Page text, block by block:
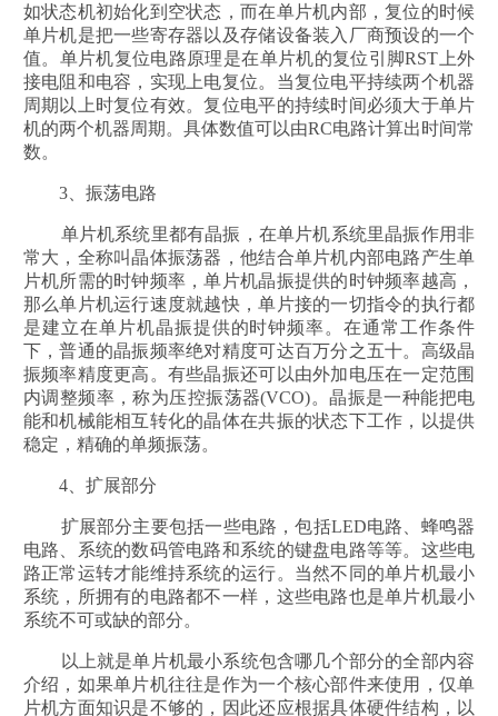
如状态机初始化到空状态，而在单片机内部，复位的时候
单片机是把一些寄存器以及存储设备装入厂商预设的一个
值。单片机复位电路原理是在单片机的复位引脚RST上外
接电阻和电容，实现上电复位。当复位电平持续两个机器
周期以上时复位有效。复位电平的持续时间必须大于单片
机的两个机器周期。具体数值可以由RC电路计算出时间常
数。
3、振荡电路
单片机系统里都有晶振，在单片机系统里晶振作用非
常大，全称叫晶体振荡器，他结合单片机内部电路产生单
片机所需的时钟频率，单片机晶振提供的时钟频率越高，
那么单片机运行速度就越快，单片接的一切指令的执行都
是建立在单片机晶振提供的时钟频率。在通常工作条件
下，普通的晶振频率绝对精度可达百万分之五十。高级晶
振频率精度更高。有些晶振还可以由外加电压在一定范围
内调整频率，称为压控振荡器(VCO)。晶振是一种能把电
能和机械能相互转化的晶体在共振的状态下工作，以提供
稳定，精确的单频振荡。
4、扩展部分
扩展部分主要包括一些电路，包括LED电路、蜂鸣器
电路、系统的数码管电路和系统的键盘电路等等。这些电
路正常运转才能维持系统的运行。当然不同的单片机最小
系统，所拥有的电路都不一样，这些电路也是单片机最小
系统不可或缺的部分。
以上就是单片机最小系统包含哪几个部分的全部内容
介绍，如果单片机往往是作为一个核心部件来使用，仅单
片机方面知识是不够的，因此还应根据具体硬件结构，以